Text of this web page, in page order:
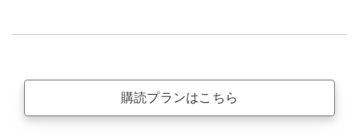
購読プランはこちら